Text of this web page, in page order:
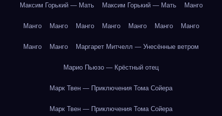
Максим Горький — Мать Максим Горький — Мать Манго
Манго Манго Манго Манго Манго Манго Манго
Манго Манго Маргарет Митчелл — Унесённые ветром
Марио Пьюзо — Крёстный отец
Марк Твен — Приключения Тома Сойера
Марк Твен — Приключения Тома Сойера